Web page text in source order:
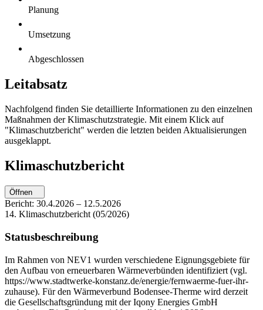
Planung
Umsetzung
Abgeschlossen
Leitabsatz
Nachfolgend finden Sie detaillierte Informationen zu den einzelnen
Maßnahmen der Klimaschutzstrategie. Mit einem Klick auf
"Klimaschutzbericht" werden die letzten beiden Aktualisierungen
ausgeklappt.
Klimaschutzbericht
Öffnen
Bericht: 30.4.2026 – 12.5.2026
14. Klimaschutzbericht (05/2026)
Statusbeschreibung
Im Rahmen von NEV1 wurden verschiedene Eignungsgebiete für
den Aufbau von erneuerbaren Wärmeverbünden identifiziert (vgl.
https://www.stadtwerke-konstanz.de/energie/fernwaerme-fuer-ihr-
zuhause). Für den Wärmeverbund Bodensee-Therme wird derzeit
die Gesellschaftsgründung mit der Iqony Energies GmbH